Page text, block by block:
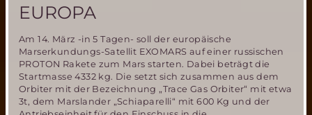
EUROPA
Am 14. März -in 5 Tagen- soll der europäische
Marserkundungs-Satellit EXOMARS auf einer russischen
PROTON Rakete zum Mars starten. Dabei beträgt die
Startmasse 4332 kg. Die setzt sich zusammen aus dem
Orbiter mit der Bezeichnung „Trace Gas Orbiter“ mit etwa
3t, dem Marslander „Schiaparelli“ mit 600 Kg und der